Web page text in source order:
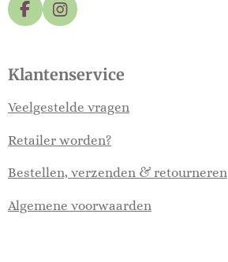
F
a
b
o
I
n
a
r
m
Klantenservice
Veelgestelde vragen
Retailer worden?
Bestellen, verzenden & retourneren
Algemene voorwaarden